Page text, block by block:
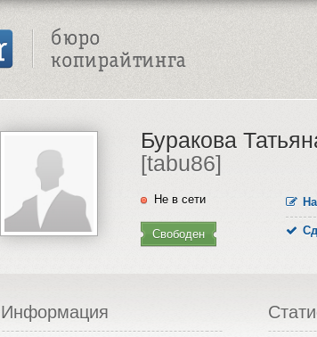
Буракова
[tabu86]
Не в сети
Свободен
Информация